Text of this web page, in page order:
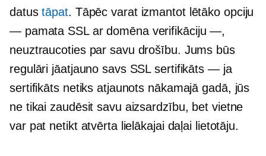
datustāpat. Tāpēc varat izmantot lētāko opciju
— pamata SSL ar domēna verifikāciju —,
neuztraucoties par savu drošību. Jums būs
regulāri jāatjauno savs SSL sertifikāts — ja
sertifikāts netiks atjaunots nākamajā gadā, jūs
ne tikai zaudēsit savu aizsardzību, bet vietne
var pat netikt atvērta lielākajai daļai lietotāju.